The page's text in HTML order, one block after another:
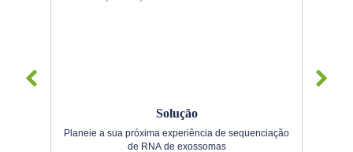
Solução
Planeie a sua próxima experiência de sequenciação
de RNA de exossomas